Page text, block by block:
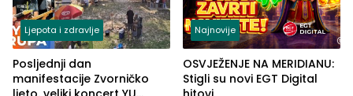
Ljepota i zdravlje
Posljednji dan
manifestacije Zvorničko
Najnovije
OSVJEŽENJE NA MERIDIANU:
Stigli su novi EGT Digital